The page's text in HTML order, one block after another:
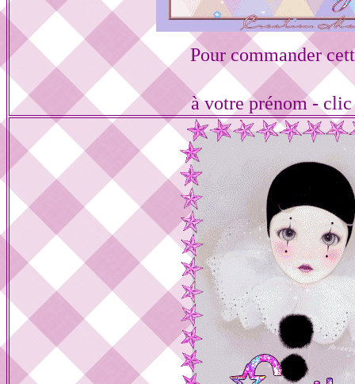
Pour commander
à votre prénom - clic